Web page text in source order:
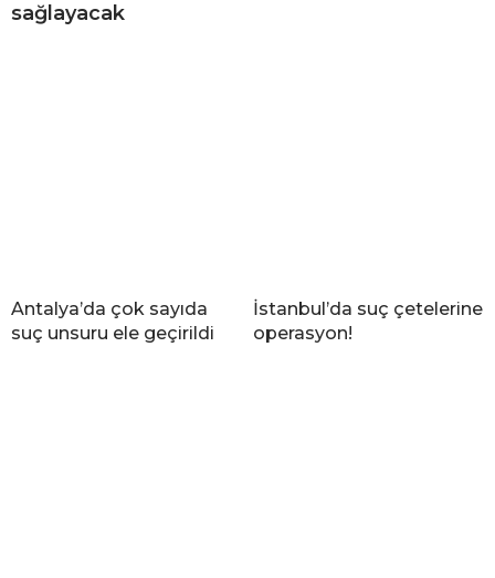
sağlayacak
Antalya’da çok sayıda
suç unsuru ele geçirildi
İstanbul’da suç çetelerine
operasyon!